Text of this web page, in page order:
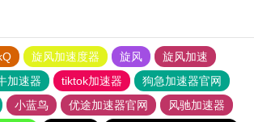
旋风加速度器 旋风
旋风加速
加速器 tiktok加速器
狗急加速器官网
小蓝鸟 优途加速器官网
风驰加速器